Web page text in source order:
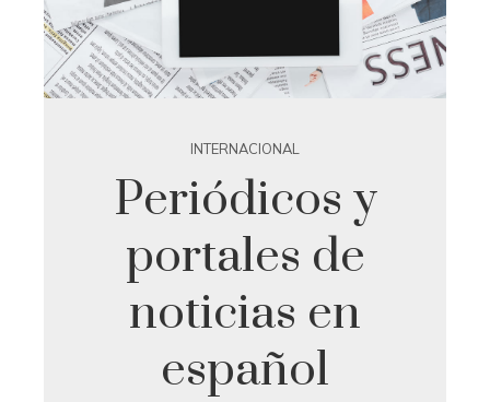
INTERNACIONAL
Periódicos y
portales de
noticias en
español